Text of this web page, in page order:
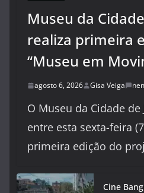
Museu da
realiza primeira
“Museu em
agosto 6, 2026 Gisa Veiga
O Museu da Cidade de
entre esta sexta-feira
primeira edição do
Cine